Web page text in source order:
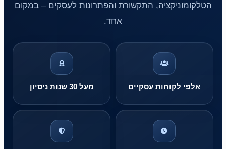
הטלקומוניקציה, התקשורת והפתרונות לעסקים – במקום
אחד.
אלפי לקוחות עסקיים מעל 30 שנות ניסיון